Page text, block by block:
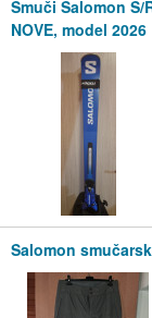
Smuči Salomon S/
NOVE, model 2026
Salomon